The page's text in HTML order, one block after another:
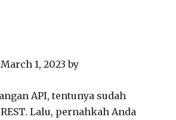
1, 2023 by
API, tentunya sudah
Lalu, pernahkah Anda